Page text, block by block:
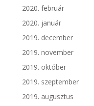
2020. február
2020. január
2019. december
2019. november
2019. október
2019. szeptember
2019. augusztus